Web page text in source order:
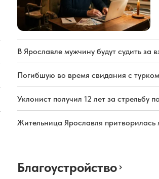
В Ярославле мужчину будут судить за
Погибшую во время свидания с
Уклонист получил 12 лет за стрельбу
Жительница Ярославля
Благоустройство